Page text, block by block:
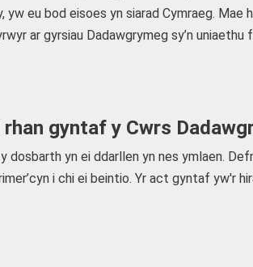
yw eu bod eisoes yn siarad Cymraeg.
ar gyrsiau Dadawgrymeg sy’n
gyntaf y Cwrs
yn ei ddarllen yn nes ymlaen.
i chi ei beintio. Yr act gyntaf yw'r